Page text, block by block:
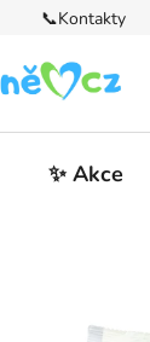
📞Kontakty
✨ Akce